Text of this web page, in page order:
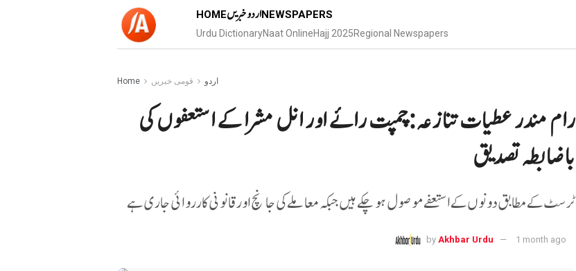
HOMEاردو خبریںNEWSPAPERS
Urdu DictionaryNaat OnlineHajj 2025Regional Newspapers
Home اردو قومی خبریں
رام مندر عطیات تنازعہ:چمپت رائے اور انل مشرا کے استعفوں کی
باضابطہ تصدیق
ٹرسٹ کے مطابق دونوں کے استعفے موصول ہو چکے ہیں جبکہ معاملے کی جانچ اور قانونی کارروائی جاری ہے
by Akhbar Urdu 1 month ago